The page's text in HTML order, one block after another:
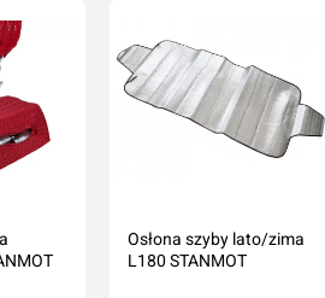
Osłona szyby lato/zima
L180 STANMOT